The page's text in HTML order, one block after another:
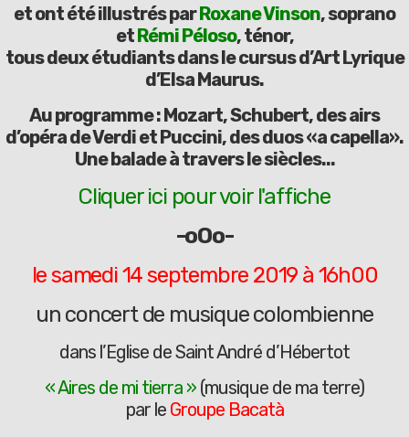
et ont été illustrés parRoxane Vinson, soprano
etRémi Péloso, ténor,
tous deux étudiants dans le cursus d’Art Lyrique
d’Elsa Maurus.
Au programme : Mozart, Schubert, des airs
d’opéra de Verdi et Puccini, des duos «a capella».
Une balade à travers le siècles...
Cliquer ici pour voir l'affiche
-oOo-
le samedi 14 septembre 2019 à 16h00
un concert de musique colombienne
dans l’Eglise de Saint André d’Hébertot
« Aires de mi tierra » (musique de ma terre)
par le Groupe Bacatà